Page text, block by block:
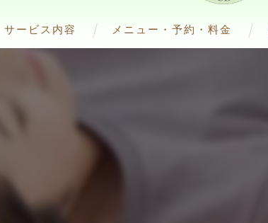
サービス内容
Hyper Knife(ﾊｲﾊﾟｰﾅｲﾌ)
WINBACK BACK4(ウインバック)
RED SHOT(脂肪溶解美容液)
メニュー・予約・料金